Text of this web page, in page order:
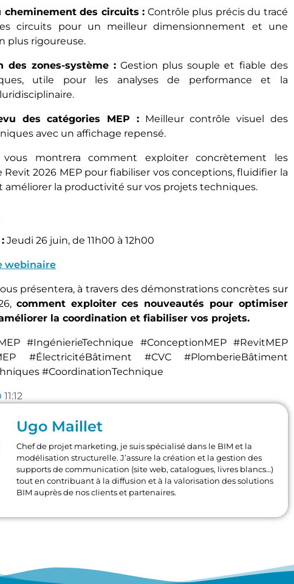
cheminement des circuits : Contrôle plus précis du tracé
circuits pour un meilleur dimensionnement et une
plus rigoureuse.
des zones-système :Gestion plus souple et fiable des
utile pour les analyses de performance et la
des catégories MEP :Meilleur contrôle visuel des
avec un affichage repensé.
vous montrera comment exploiter concrètement les
Revit 2026 MEP pour fiabiliser vos conceptions, fluidifier la
améliorer la productivité sur vos projets techniques.
Jeudi 26 juin, de 11h00 à 12h00
webinaire
présentera, à travers des démonstrations concrètes sur
comment exploiter ces nouveautés pour optimiser
la coordination et fiabiliser vos projets.
#IngénierieTechnique #ConceptionMEP #RevitMEP
#ÉlectricitéBâtiment #CVC #PlomberieBâtiment
#CoordinationTechnique
11:12
Ugo Maillet
Chef de projet marketing, je suis spécialisé dans le BIM et la
modélisation structurelle. J’assure la création et la gestion des
supports de communication (site web, catalogues, livres blancs…)
tout en contribuant à la diffusion et à la valorisation des solutions
BIM auprès de nos clients et partenaires.